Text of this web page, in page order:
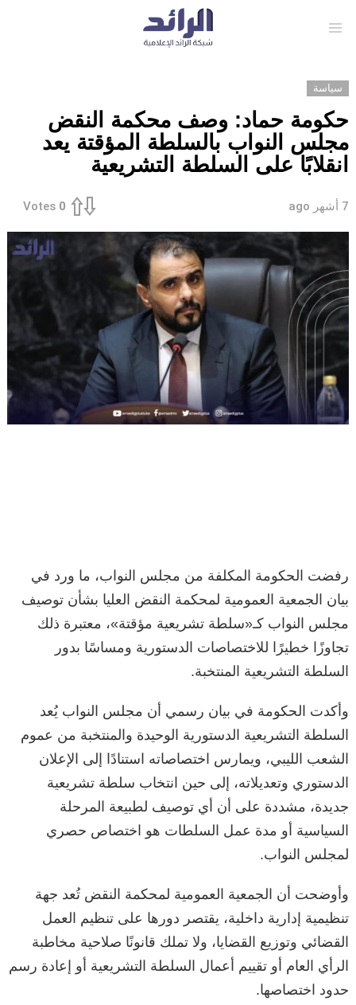
سياسة
حكومة حماد: وصف محكمة النقض
مجلس النواب بالسلطة المؤقتة يعد
انقلابًا على السلطة التشريعية
7 أشهر ago 0
Votes
رفضت الحكومة المكلفة من مجلس النواب، ما ورد في
بيان الجمعية العمومية لمحكمة النقض العليا بشأن توصيف
مجلس النواب كـ«سلطة تشريعية مؤقتة»، معتبرة ذلك
تجاوزًا خطيرًا للاختصاصات الدستورية ومساسًا بدور
السلطة التشريعية المنتخبة.
وأكدت الحكومة في بيان رسمي أن مجلس النواب يُعد
السلطة التشريعية الدستورية الوحيدة والمنتخبة من عموم
الشعب الليبي، ويمارس اختصاصاته استنادًا إلى الإعلان
الدستوري وتعديلاته، إلى حين انتخاب سلطة تشريعية
جديدة، مشددة على أن أي توصيف لطبيعة المرحلة
السياسية أو مدة عمل السلطات هو اختصاص حصري
لمجلس النواب.
وأوضحت أن الجمعية العمومية لمحكمة النقض تُعد جهة
تنظيمية إدارية داخلية، يقتصر دورها على تنظيم العمل
القضائي وتوزيع القضايا، ولا تملك قانونًا صلاحية مخاطبة
الرأي العام أو تقييم أعمال السلطة التشريعية أو إعادة رسم
حدود اختصاصها.